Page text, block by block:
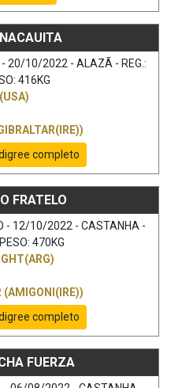
- 20/10/2022 - ALAZÃ - REG.:
416KG
completo
FRATELO
- 12/10/2022 - CASTANHA -
470KG
(AMIGONI(IRE))
completo
FUERZA